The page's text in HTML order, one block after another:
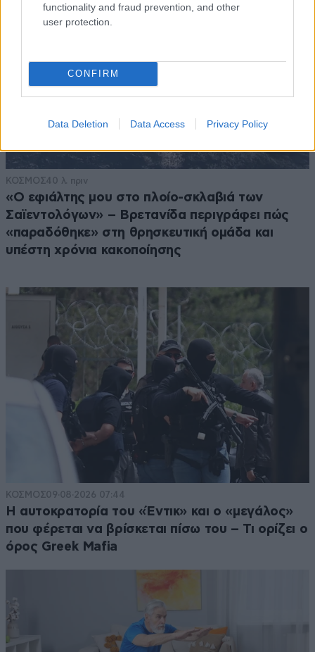
functionality and fraud prevention, and other
user protection.
CONFIRM
Data Deletion Data Access Privacy Policy
ΚΟΣΜΟΣ40 λ. πριν
«Ο εφιάλτης μου στο πλοίο-σκλαβιά των
Σαϊεντολόγων» – Βρετανίδα περιγράφει πώς
«παραδόθηκε» στη θρησκευτική ομάδα και
υπέστη χρόνια κακοποίησης
ΚΟΣΜΟΣ09·08·2026 07:44
Η αυτοκρατορία του «Έντικ» και ο «μεγάλος»
που φέρεται να βρίσκεται πίσω του – Τι ορίζει ο
όρος Greek Mafia